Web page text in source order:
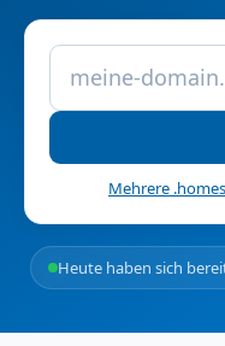
Mehrere
Heute haben sich